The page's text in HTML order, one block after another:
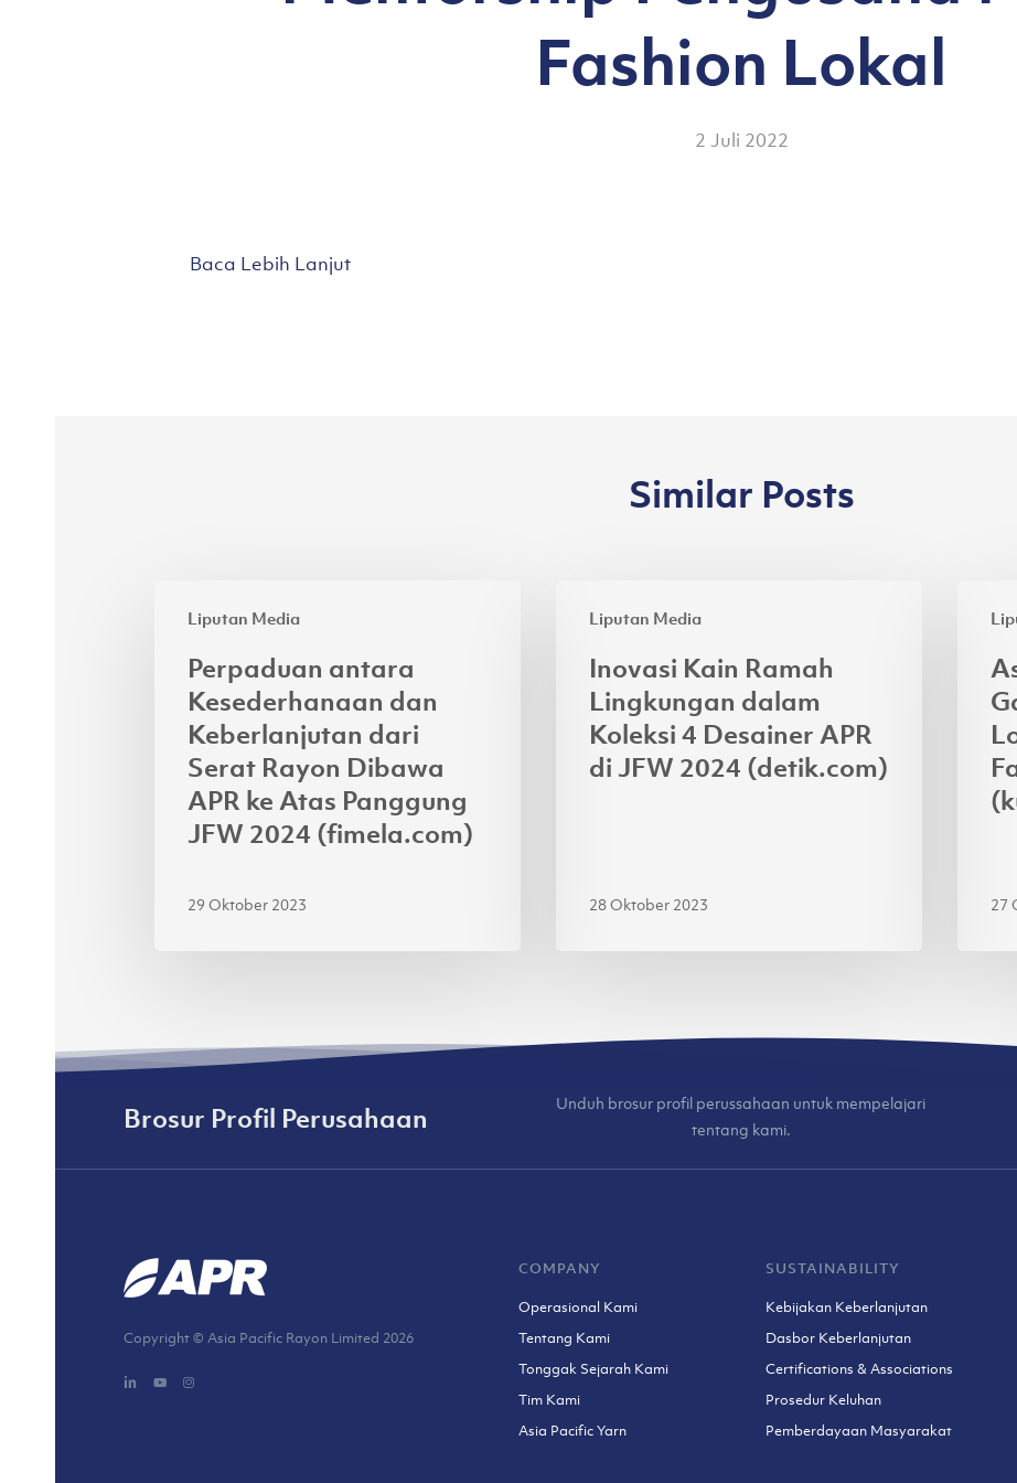
Fashion Lokal
2 Juli 2022
Baca Lebih Lanjut
Similar Posts
Liputan Media
antara
Kesederhanaan
Keberlanjutan
Serat
Rayon
Dibawa
(fimela.com)
Perpaduan antara
Kesederhanaan dan
Keberlanjutan dari
Serat Rayon Dibawa
APR ke Atas Panggung
JFW 2024 (fimela.com)
29 Oktober 2023
Liputan Media
Kain
Ramah
Lingkungan
dalam
Koleksi
JFW
Inovasi Kain Ramah
Lingkungan dalam
Koleksi 4 Desainer APR
di JFW 2024 (detik.com)
28 Oktober 2023
Pacific
Rayon
Lokal
Week
27
Brosur Profil Perusahaan
Unduh brosur profil perussahaan untuk mempelajari
tentang kami.
Copyright © Asia Pacific Rayon Limited 2026
COMPANY
Operasional Kami
Tentang Kami
Tonggak Sejarah Kami
Tim Kami
Asia Pacific Yarn
SUSTAINABILITY
Kebijakan Keberlanjutan
Dasbor Keberlanjutan
Certifications & Associations
Prosedur Keluhan
Pemberdayaan Masyarakat